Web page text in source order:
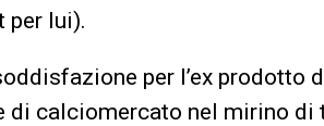
per lui).
per l’ex prodotto
di calciomercato nel mirino